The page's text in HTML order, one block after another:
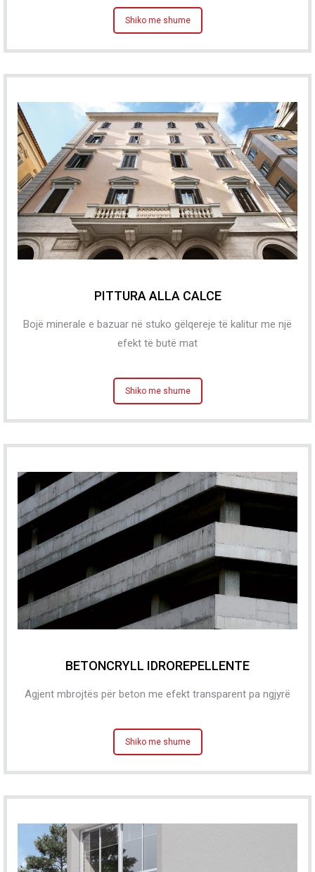
Shiko me shume
PITTURA ALLA CALCE
Bojë minerale e bazuar në stuko gëlqereje të kalitur me një
efekt të butë mat
Shiko me shume
BETONCRYLL IDROREPELLENTE
Agjent mbrojtës për beton me efekt transparent pa ngjyrë
Shiko me shume